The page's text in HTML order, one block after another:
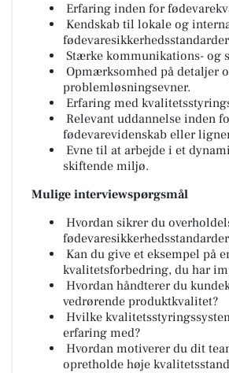
Erfaring inden for
Kendskab til lokale og
Stærke kommunikations- og
Opmærksomhed på detaljer
problemløsningsevner.
Erfaring med
Relevant uddannelse inden
fødevarevidenskab eller
Evne til at arbejde i et
skiftende miljø.
Mulige interviewspørgsmål
Hvordan sikrer du
Kan du give et eksempel på
kvalitetsforbedring, du har
Hvordan håndterer du
vedrørende produktkvalitet?
Hvilke
erfaring med?
Hvordan motiverer du dit
opretholde høje